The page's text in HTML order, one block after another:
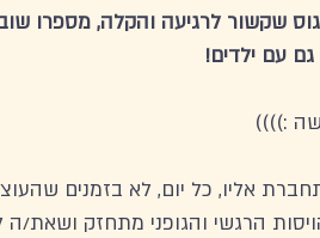
שקשור לרגיעה והקלה, מספרו
עם ילדים!
:))))
אליו, כל יום, לא בזמנים
הרגשי והגופני מתחזק ושאת/